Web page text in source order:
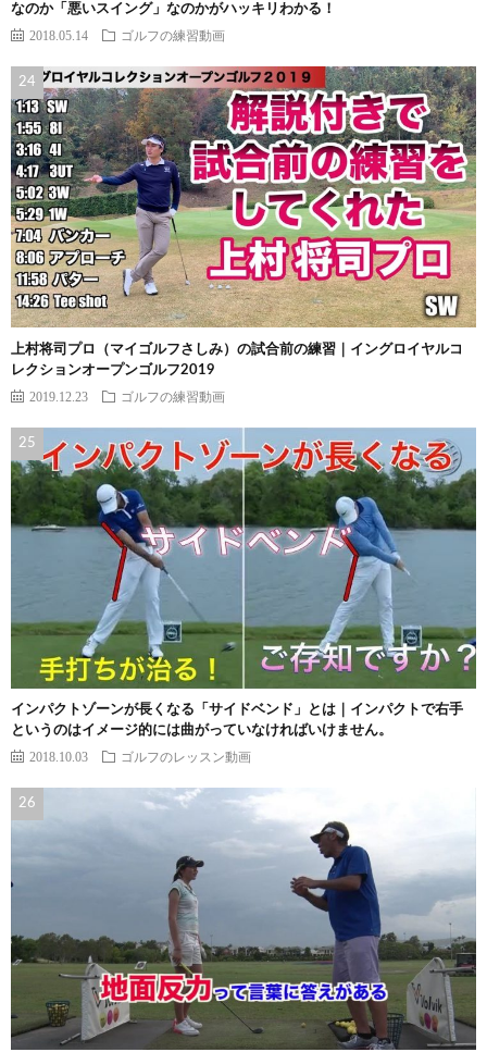
なのか「悪いスイング」なのかがハッキリわかる！
2018.05.14 ゴルフの練習動画
上村将司プロ（マイゴルフさしみ）の試合前の練習｜イングロイヤルコ
レクションオープンゴルフ2019
2019.12.23 ゴルフの練習動画
インパクトゾーンが長くなる「サイドベンド」とは｜インパクトで右手
というのはイメージ的には曲がっていなければいけません。
2018.10.03 ゴルフのレッスン動画